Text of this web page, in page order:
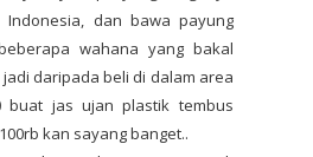
dan bawa payung
wahana yang bakal
daripada beli di dalam area
buat jas ujan plastik tembus
kan sayang banget..